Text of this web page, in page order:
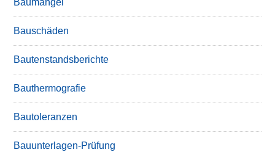
Baumängel
Bauschäden
Bautenstandsberichte
Bauthermografie
Bautoleranzen
Bauunterlagen-Prüfung